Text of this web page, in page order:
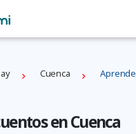
Cuenca
Aprende
en Cuenca